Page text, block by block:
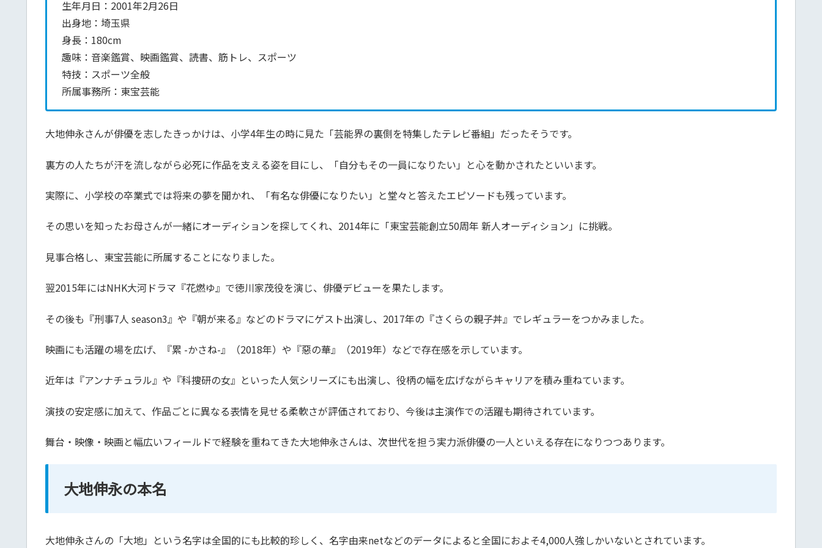
生年月日：2001年2月26日
出身地：埼玉県
身長：180cm
趣味：音楽鑑賞、映画鑑賞、読書、筋トレ、スポーツ
特技：スポーツ全般
所属事務所：東宝芸能
大地伸永さんが俳優を志したきっかけは、小学4年生の時に見た「芸能界の裏側を特集したテレビ番組」だったそうです。
裏方の人たちが汗を流しながら必死に作品を支える姿を目にし、「自分もその一員になりたい」と心を動かされたといいます。
実際に、小学校の卒業式では将来の夢を聞かれ、「有名な俳優になりたい」と堂々と答えたエピソードも残っています。
その思いを知ったお母さんが一緒にオーディションを探してくれ、2014年に「東宝芸能創立50周年 新人オーディション」に挑戦。
見事合格し、東宝芸能に所属することになりました。
翌2015年にはNHK大河ドラマ『花燃ゆ』で徳川家茂役を演じ、俳優デビューを果たします。
その後も『刑事7人 season3』や『朝が来る』などのドラマにゲスト出演し、2017年の『さくらの親子丼』でレギュラーをつかみました。
映画にも活躍の場を広げ、『累 -かさね-』（2018年）や『惡の華』（2019年）などで存在感を示しています。
近年は『アンナチュラル』や『科捜研の女』といった人気シリーズにも出演し、役柄の幅を広げながらキャリアを積み重ねています。
演技の安定感に加えて、作品ごとに異なる表情を見せる柔軟さが評価されており、今後は主演作での活躍も期待されています。
舞台・映像・映画と幅広いフィールドで経験を重ねてきた大地伸永さんは、次世代を担う実力派俳優の一人といえる存在になりつつあります。
大地伸永の本名
大地伸永さんの「大地」という名字は全国的にも比較的珍しく、名字由来netなどのデータによると全国におよそ4,000人強しかいないとされています。